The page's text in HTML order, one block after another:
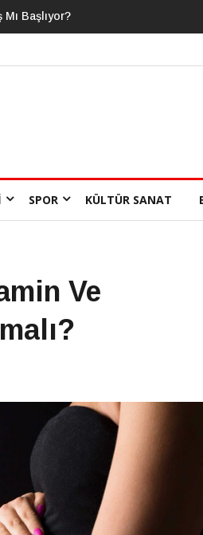
Bildiğimizi
SPOR KÜLTÜR SANAT
Ve